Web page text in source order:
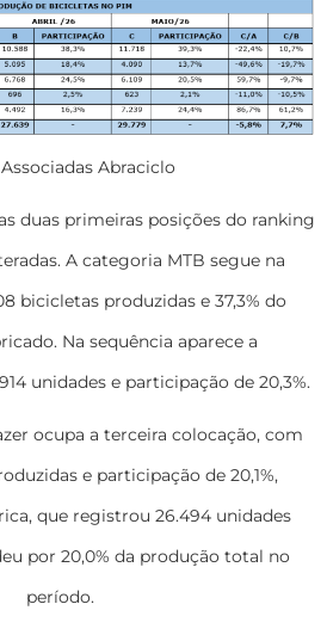
Abraciclo
duas primeiras posições do ranking
A categoria MTB segue na
bicicletas produzidas e 37,3% do
Na sequência aparece a
unidades e participação de 20,3%.
ocupa a terceira colocação, com
e participação de 20,1%,
que registrou 26.494 unidades
por 20,0% da produção total no
período.